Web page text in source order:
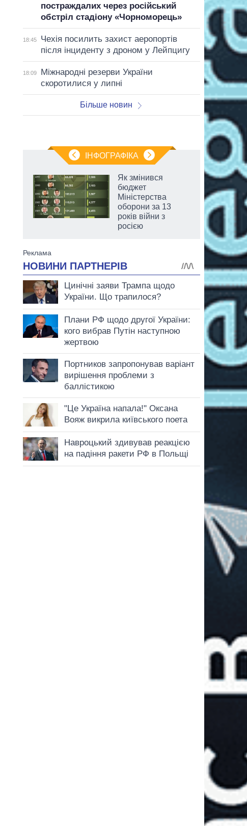
постраждалих через російський
обстріл стадіону «Чорноморець»
18:45
Чехія посилить захист аеропортів
після інциденту з дроном у Лейпцигу
18:09
Міжнародні резерви України
скоротилися у липні
Більше новин
ІНФОГРАФІКА
Як змінився
бюджет
Міністерства
оборони за 13
років війни з
росією